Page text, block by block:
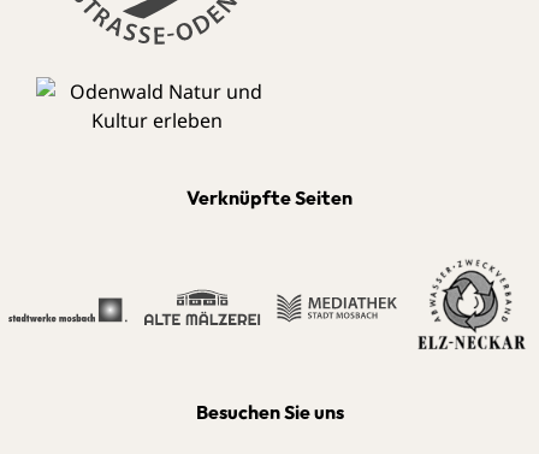
Verknüpfte Seiten
Besuchen Sie uns